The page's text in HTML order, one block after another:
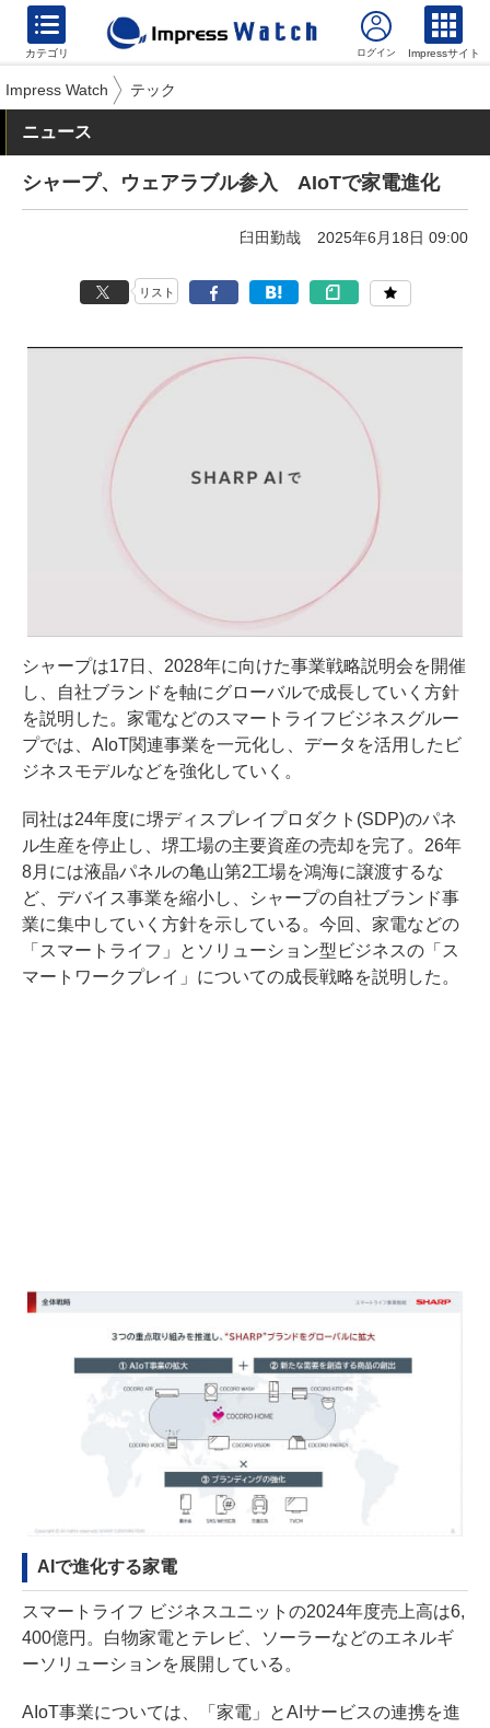
カテゴリ Impressサイト
Impress Watch テック
ニュース
シャープ、ウェアラブル参入 AIoTで家電進化
臼田勤哉 2025年6月18日 09:00
リスト
シャープは17日、2028年に向けた事業戦略説明会を開催
し、自社ブランドを軸にグローバルで成長していく方針
を説明した。家電などのスマートライフビジネスグルー
プでは、AIoT関連事業を一元化し、データを活用したビ
ジネスモデルなどを強化していく。
同社は24年度に堺ディスプレイプロダクト(SDP)のパネ
ル生産を停止し、堺工場の主要資産の売却を完了。26年
8月には液晶パネルの亀山第2工場を鴻海に譲渡するな
ど、デバイス事業を縮小し、シャープの自社ブランド事
業に集中していく方針を示している。今回、家電などの
「スマートライフ」とソリューション型ビジネスの「ス
マートワークプレイ」についての成長戦略を説明した。
AIで進化する家電
スマートライフ ビジネスユニットの2024年度売上高は6,
400億円。白物家電とテレビ、ソーラーなどのエネルギ
ーソリューションを展開している。
AIoT事業については、「家電」とAIサービスの連携を進